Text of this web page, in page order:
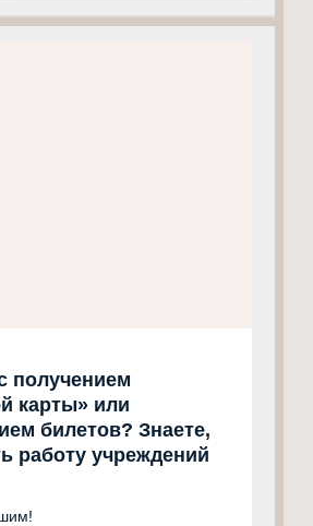
получением
карты» или
билетов? Знаете,
работу учреждений